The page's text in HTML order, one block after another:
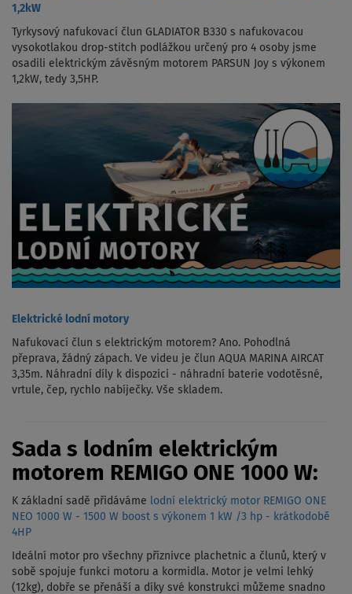
1,2kW
Tyrkysový nafukovací člun GLADIATOR B330 s nafukovacou
vysokotlakou drop-stitch podlážkou určený pro 4 osoby jsme
osadili elektrickým závěsným motorem PARSUN Joy s výkonem
1,2kW, tedy 3,5HP.
Elektrické lodní motory
Nafukovací člun s elektrickým motorem? Ano. Pohodlná
přeprava, žádný zápach. Ve videu je člun AQUA MARINA AIRCAT
3,35m. Náhradní díly k dispozici - náhradní baterie vodotěsné,
vrtule, čep, rychlo nabíječky. Vše skladem.
Sada s lodním elektrickým
motorem REMIGO ONE 1000 W:
K základní sadě přidáváme lodní elektrický motor REMIGO ONE
NEO 1000 W - 1500 W boost s výkonem 1 kW /3 hp - krátkodobě
4HP
Ideální motor pro všechny příznivce plachetnic a člunů, který v
sobě spojuje funkci motoru a kormidla. Motor je velmi lehký
(12kg), dobře se přenáší a díky své konstrukci můžeme snadno